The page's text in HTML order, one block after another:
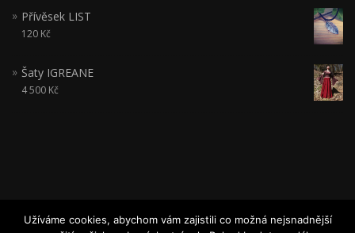
Přívěsek LIST
120 Kč
Šaty IGREANE
4 500 Kč
Užíváme cookies, abychom vám zajistili co možná nejsnadnější